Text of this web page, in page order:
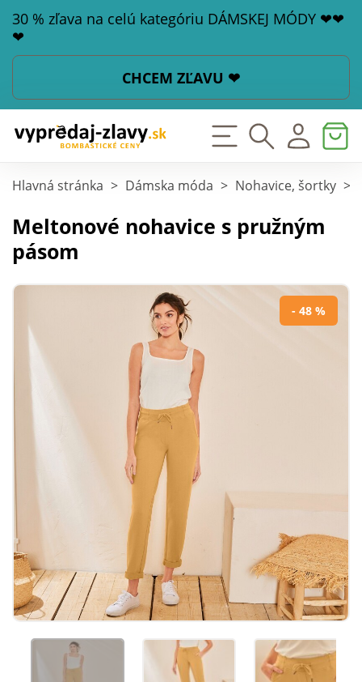
30 % zľava na celú kategóriu DÁMSKEJ MÓDY ❤❤
❤
CHCEM ZĽAVU ❤
Hlavná stránka > Dámska móda > Nohavice, šortky >
Meltonové nohavice s pružným
pásom
- 48 %